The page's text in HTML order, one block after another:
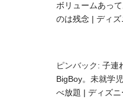
ボリュームあっ
のは残念 | ディ
ピンバック: 子連
BigBoy。未就学
べ放題 | ディズ